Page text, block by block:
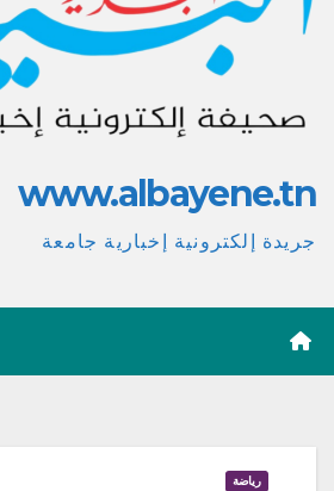
www.albayene.tn
جريدة إلكترونية إخبارية جامعة
رياضة